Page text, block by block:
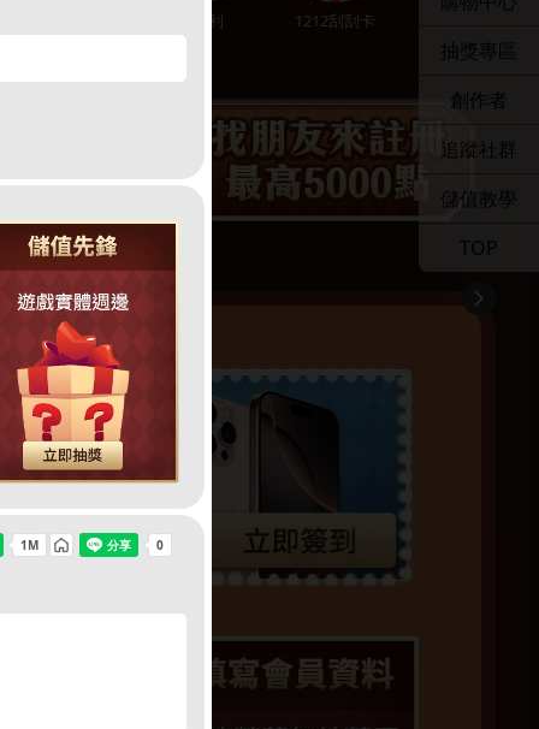
贈紅利 1212刮刮卡
抽獎專區
創作者
追蹤社群
儲值教學
TOP